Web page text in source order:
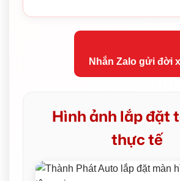
Nhắn Zalo gửi đời
Hình ảnh lắp đặt
thực tế